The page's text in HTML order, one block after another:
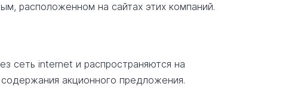
расположенном на сайтах этих компаний.
сеть internet и распространяются на
акционного предложения.